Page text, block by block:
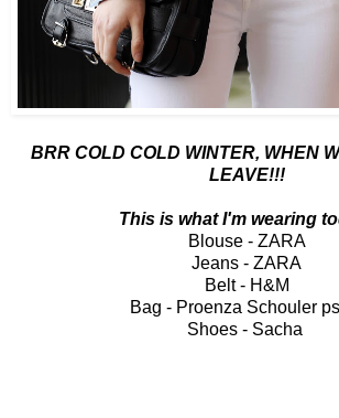
BRR COLD COLD WINTER, WHEN
LEAVE!!!
This is what I'm wearing
Blouse - ZARA
Jeans - ZARA
Belt - H&M
Bag - Proenza Schouler
Shoes - Sacha